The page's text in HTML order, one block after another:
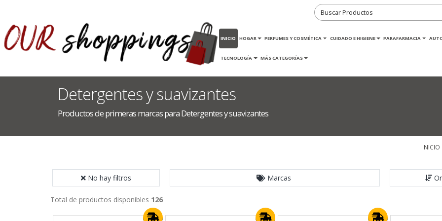
INICIO HOGAR PERFUMES Y COSMÉTICA CUIDADO E HIGIENE PARAFARMACIA
TECNOLOGÍA MÁS CATEGORÍAS
Detergentes y suavizantes
Productos de primeras marcas para Detergentes y suavizantes
INICIO
No hay filtros Marcas
Total de productos disponibles 126